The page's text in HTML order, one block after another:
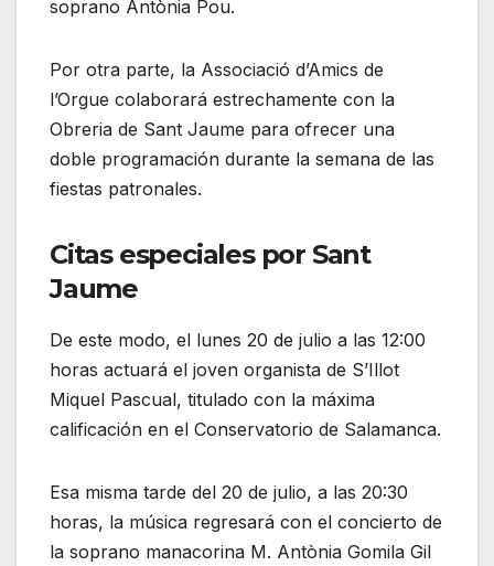
soprano Antònia Pou.
Por otra parte, la Associació d’Amics de
l’Orgue colaborará estrechamente con la
Obreria de Sant Jaume para ofrecer una
doble programación durante la semana de las
fiestas patronales.
Citas especiales por Sant
Jaume
De este modo, el lunes 20 de julio a las 12:00
horas actuará el joven organista de S’Illot
Miquel Pascual, titulado con la máxima
calificación en el Conservatorio de Salamanca.
Esa misma tarde del 20 de julio, a las 20:30
horas, la música regresará con el concierto de
la soprano manacorina M. Antònia Gomila Gil